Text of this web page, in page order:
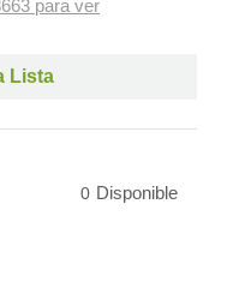
para ver
Lista
0 Disponible